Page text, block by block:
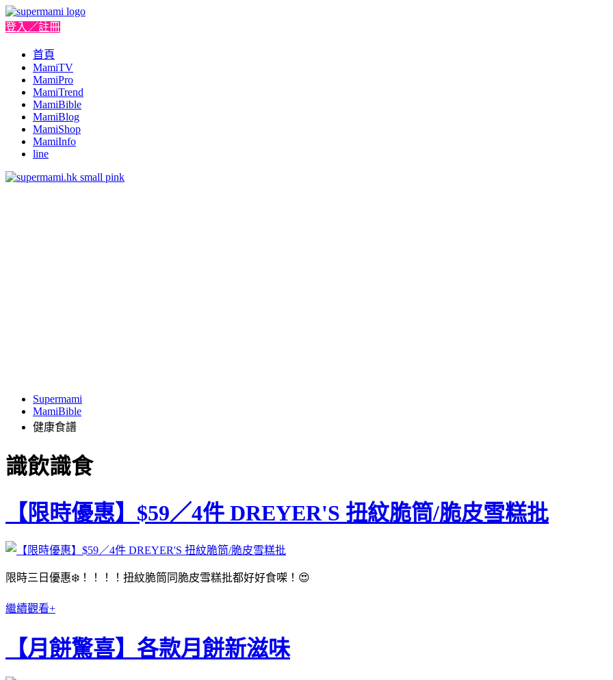
登入／註冊
首頁
MamiTV
MamiPro
MamiTrend
MamiBible
MamiBlog
MamiShop
MamiInfo
line
Supermami
MamiBible
健康食譜
識飲識食
【限時優惠】$59／4件 DREYER'S 扭紋脆筒/脆皮雪糕批
限時三日優惠❄️！！！！扭紋脆筒同脆皮雪糕批都好好食㗎！😍
繼續觀看+
【月餅驚喜】各款月餅新滋味